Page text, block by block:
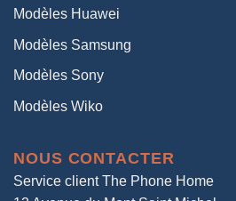
Modèles Huawei
Modèles Samsung
Modèles Sony
Modèles Wiko
NOUS CONTACTER
Service client The Phone Home